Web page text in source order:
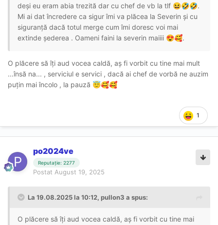
deși eu eram abia trezită dar cu chef de vb la tlf 😆🤣🤣.
Mi ai dat încredere ca sigur îmi va plăcea la Severin și cu
siguranță dacă totul merge cum îmi doresc voi mai
extinde șederea . Oameni faini la severin maiiii 😍🥰.
O plăcere să îți aud vocea caldă, aș fi vorbit cu tine mai mult
...însă na... , serviciul e servici , dacă ai chef de vorbă ne auzim
puțin mai încolo , la pauză 😇🥰🥰
1
po2024ve
Reputație: 2277
Postat August 19, 2025
La 19.08.2025 la 10:12, pullon3 a spus:
O plăcere să îți aud vocea caldă, aș fi vorbit cu tine mai